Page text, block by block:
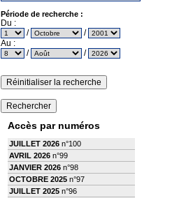
Période de recherche :
Du :
/
/
Au :
/
/
Accès par numéros
JUILLET 2026 n°100
AVRIL 2026 n°99
JANVIER 2026 n°98
OCTOBRE 2025 n°97
JUILLET 2025 n°96